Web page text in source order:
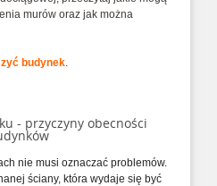
murów oraz jak można
budynek.
- przyczyny obecności
nie musi oznaczać problemów.
ściany, która wydaje się być